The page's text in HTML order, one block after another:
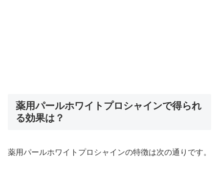
薬用パールホワイトプロシャインで得られ
る効果は？
薬用パールホワイトプロシャインの特徴は次の通りです。